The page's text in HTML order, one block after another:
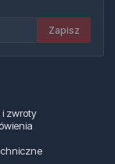
Zapisz
i zwroty